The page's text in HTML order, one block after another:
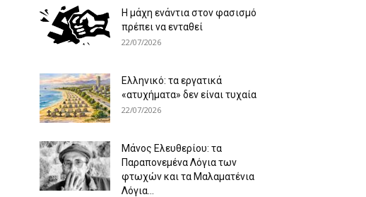
Η μάχη ενάντια στον φασισμό
πρέπει να ενταθεί
22/07/2026
Ελληνικό: τα εργατικά
«ατυχήματα» δεν είναι τυχαία
22/07/2026
Μάνος Ελευθερίου: τα
Παραπονεμένα Λόγια των
φτωχών και τα Μαλαματένια
Λόγια...